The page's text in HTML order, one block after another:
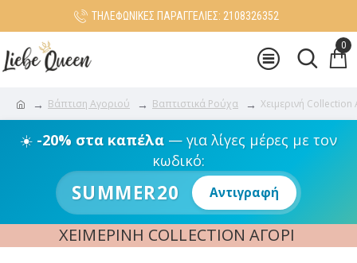
ΤΗΛΕΦΩΝΙΚΕΣ ΠΑΡΑΓΓΕΛΙΕΣ: 2108326352
0
Βάπτιση Αγοριού Βαπτιστικά Ρούχα Χειμερινή Collection
☀️ -20% στα καπέλα— για λίγες μέρες με τον
κωδικό:
SUMMER20 Αντιγραφή
ΧΕΙΜΕΡΙΝΉ COLLECTION ΑΓΌΡΙ